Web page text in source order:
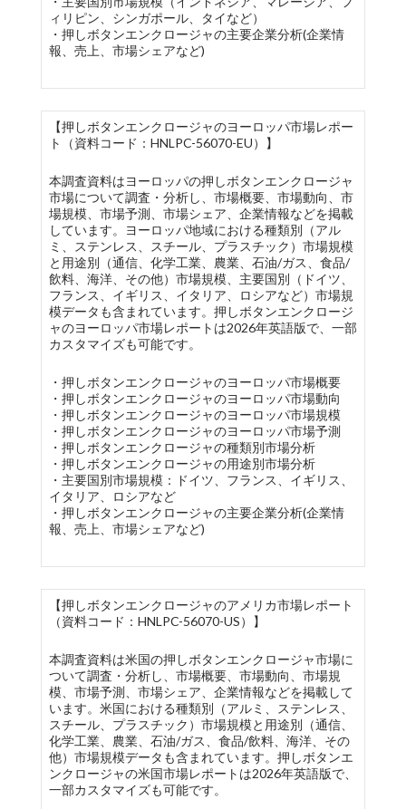
ィリピン、シンガポール、タイなど）
・押しボタンエンクロージャの主要企業分析(企業情
報、売上、市場シェアなど)
【押しボタンエンクロージャのヨーロッパ市場レポー
ト（資料コード：HNLPC-56070-EU）】
本調査資料はヨーロッパの押しボタンエンクロージャ
市場について調査・分析し、市場概要、市場動向、市
場規模、市場予測、市場シェア、企業情報などを掲載
しています。ヨーロッパ地域における種類別（アル
ミ、ステンレス、スチール、プラスチック）市場規模
と用途別（通信、化学工業、農業、石油/ガス、食品/
飲料、海洋、その他）市場規模、主要国別（ドイツ、
フランス、イギリス、イタリア、ロシアなど）市場規
模データも含まれています。押しボタンエンクロージ
ャのヨーロッパ市場レポートは2026年英語版で、一部
カスタマイズも可能です。
・押しボタンエンクロージャのヨーロッパ市場概要
・押しボタンエンクロージャのヨーロッパ市場動向
・押しボタンエンクロージャのヨーロッパ市場規模
・押しボタンエンクロージャのヨーロッパ市場予測
・押しボタンエンクロージャの種類別市場分析
・押しボタンエンクロージャの用途別市場分析
・主要国別市場規模：ドイツ、フランス、イギリス、
イタリア、ロシアなど
・押しボタンエンクロージャの主要企業分析(企業情
報、売上、市場シェアなど)
【押しボタンエンクロージャのアメリカ市場レポート
（資料コード：HNLPC-56070-US）】
本調査資料は米国の押しボタンエンクロージャ市場に
ついて調査・分析し、市場概要、市場動向、市場規
模、市場予測、市場シェア、企業情報などを掲載して
います。米国における種類別（アルミ、ステンレス、
スチール、プラスチック）市場規模と用途別（通信、
化学工業、農業、石油/ガス、食品/飲料、海洋、その
他）市場規模データも含まれています。押しボタンエ
ンクロージャの米国市場レポートは2026年英語版で、
一部カスタマイズも可能です。